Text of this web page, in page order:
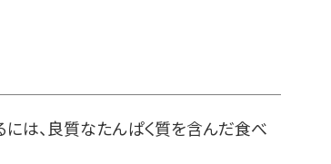
は、良質なたんぱく質を含んだ食べ